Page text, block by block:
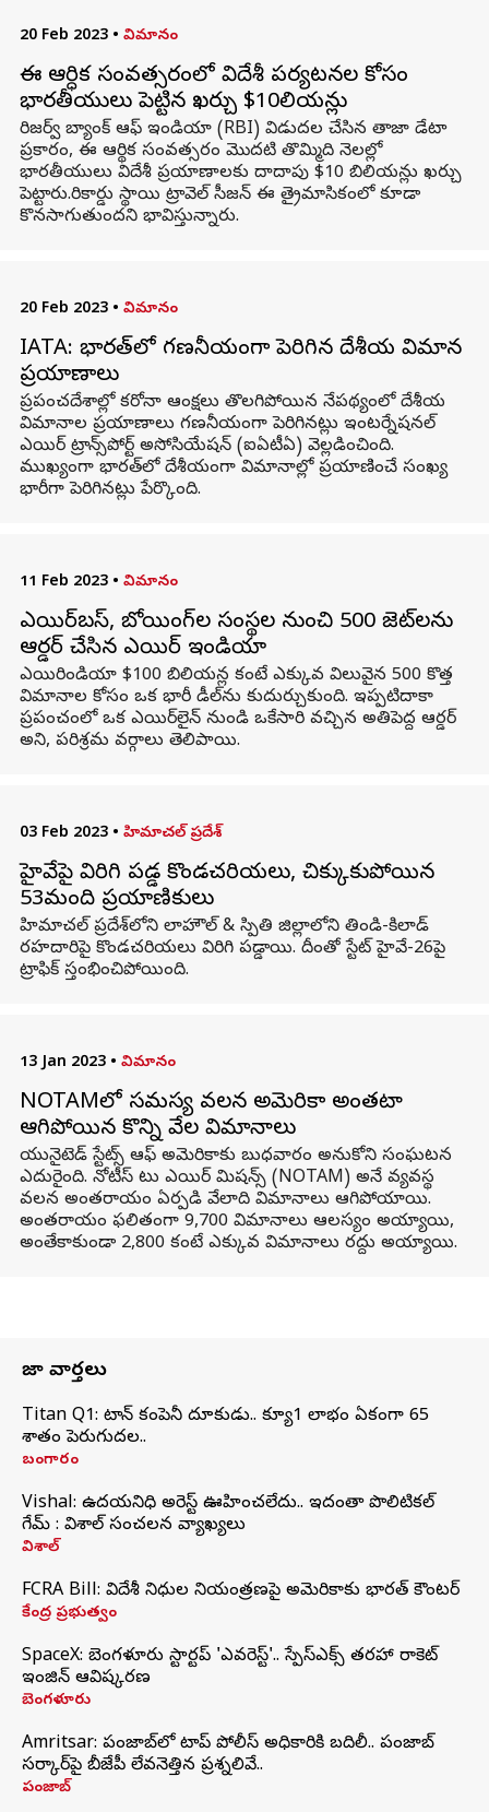
20 Feb 2023 • విమానం
ఈ ఆర్ధిక సంవత్సరంలో విదేశీ పర్యటనల కోసం
భారతీయులు పెట్టిన ఖర్చు $10బిలియన్లు
రిజర్వ్ బ్యాంక్ ఆఫ్ ఇండియా (RBI) విడుదల చేసిన తాజా డేటా
ప్రకారం, ఈ ఆర్థిక సంవత్సరం మొదటి తొమ్మిది నెలల్లో
భారతీయులు విదేశీ ప్రయాణాలకు దాదాపు $10 బిలియన్లు ఖర్చు
పెట్టారు.రికార్డు స్థాయి ట్రావెల్ సీజన్ ఈ త్రైమాసికంలో కూడా
కొనసాగుతుందని భావిస్తున్నారు.
20 Feb 2023 • విమానం
IATA: భారత్‌లో గణనీయంగా పెరిగిన దేశీయ విమాన
ప్రయాణాలు
ప్రపంచదేశాల్లో కరోనా ఆంక్షలు తొలగిపోయిన నేపథ్యంలో దేశీయ
విమానాల ప్రయాణాలు గణనీయంగా పెరిగినట్లు ఇంటర్నేషనల్
ఎయిర్ ట్రాన్స్‌పోర్ట్ అసోసియేషన్ (ఐఏటీఏ) వెల్లడించింది.
ముఖ్యంగా భారత్‌లో దేశీయంగా విమానాల్లో ప్రయాణించే సంఖ్య
భారీగా పెరిగినట్లు పేర్కొంది.
11 Feb 2023 • విమానం
ఎయిర్‌బస్, బోయింగ్‌ల సంస్థల నుంచి 500 జెట్‌లను
ఆర్డర్‌ చేసిన ఎయిర్‌ ఇండియా
ఎయిరిండియా $100 బిలియన్ల కంటే ఎక్కువ విలువైన 500 కొత్త
విమానాల కోసం ఒక భారీ డీల్‌ను కుదుర్చుకుంది. ఇప్పటిదాకా
ప్రపంచంలో ఒక ఎయిర్‌లైన్ నుండి ఒకేసారి వచ్చిన అతిపెద్ద ఆర్డర్‌
అని, పరిశ్రమ వర్గాలు తెలిపాయి.
03 Feb 2023 • హిమాచల్ ప్రదేశ్
హైవేపై విరిగి పడ్డ కొండచరియలు, చిక్కుకుపోయిన
53మంది ప్రయాణికులు
హిమాచల్‌ ప్రదేశ్‌లోని లాహౌల్ & స్పితి జిల్లాలోని తిండి-కిలాడ్
రహదారిపై కొండచరియలు విరిగి పడ్డాయి. దీంతో స్టేట్ హైవే-26పై
ట్రాఫిక్ స్తంభించిపోయింది.
13 Jan 2023 • విమానం
NOTAMలో సమస్య వలన అమెరికా అంతటా
ఆగిపోయిన కొన్ని వేల విమానాలు
యునైటెడ్ స్టేట్స్ ఆఫ్ అమెరికాకు బుధవారం అనుకోని సంఘటన
ఎదురైంది. నోటీస్ టు ఎయిర్ మిషన్స్ (NOTAM) అనే వ్యవస్థ
వలన అంతరాయం ఏర్పడి వేలాది విమానాలు ఆగిపోయాయి.
అంతరాయం ఫలితంగా 9,700 విమానాలు ఆలస్యం అయ్యాయి,
అంతేకాకుండా 2,800 కంటే ఎక్కువ విమానాలు రద్దు అయ్యాయి.
తాజా వార్తలు
Titan Q1: టైటాన్ కంపెనీ దూకుడు.. క్యూ1 లాభం ఏకంగా 65
శాతం పెరుగుదల..
బంగారం
Vishal: ఉదయనిధి అరెస్ట్‌ ఊహించలేదు.. ఇదంతా పొలిటికల్
గేమ్ : విశాల్ సంచలన వ్యాఖ్యలు
విశాల్
FCRA Bill: విదేశీ నిధుల నియంత్రణపై అమెరికాకు భారత్‌ కౌంటర్
కేంద్ర ప్రభుత్వం
SpaceX: బెంగళూరు స్టార్టప్‌ 'ఎవరెస్ట్'.. స్పేస్‌ఎక్స్ తరహా రాకెట్‌
ఇంజిన్‌ ఆవిష్కరణ
బెంగళూరు
Amritsar: పంజాబ్‌లో టాప్ పోలీస్ అధికారికి బదిలీ.. పంజాబ్
సర్కార్‌పై బీజేపీ లేవనెత్తిన ప్రశ్నలివే..
పంజాబ్